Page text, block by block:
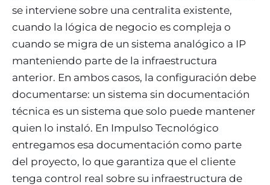
se interviene sobre una centralita existente,
cuando la lógica de negocio es compleja o
cuando se migra de un sistema analógico a IP
manteniendo parte de la infraestructura
anterior. En ambos casos, la configuración debe
documentarse: un sistema sin documentación
técnica es un sistema que solo puede mantener
quien lo instaló. En Impulso Tecnológico
entregamos esa documentación como parte
del proyecto, lo que garantiza que el cliente
tenga control real sobre su infraestructura de